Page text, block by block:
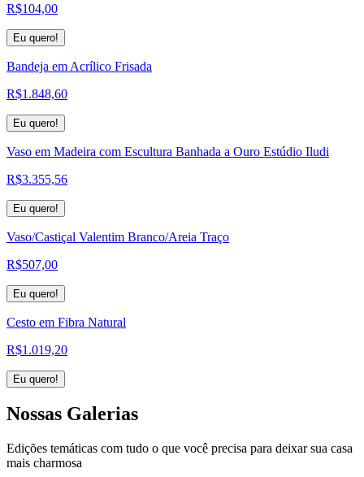
R$104,00
Eu quero!
Bandeja em Acrílico Frisada
R$1.848,60
Eu quero!
Vaso em Madeira com Escultura Banhada a Ouro Estúdio Iludi
R$3.355,56
Eu quero!
Vaso/Castiçal Valentim Branco/Areia Traço
R$507,00
Eu quero!
Cesto em Fibra Natural
R$1.019,20
Eu quero!
Nossas Galerias
Edições temáticas com tudo o que você precisa para deixar sua casa
mais charmosa